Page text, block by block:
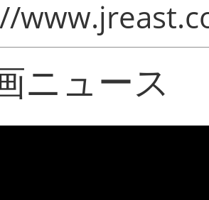
ニュース